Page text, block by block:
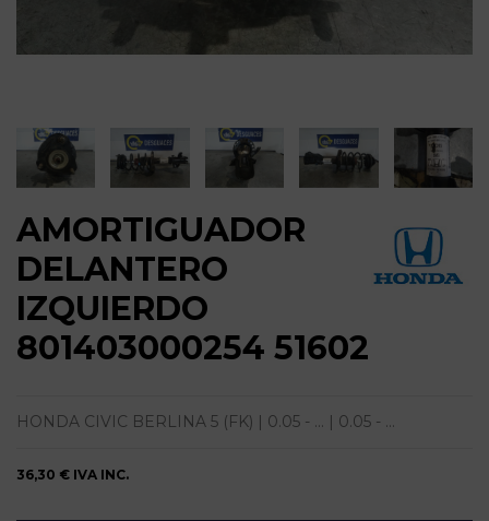
AMORTIGUADOR
DELANTERO
IZQUIERDO
801403000254 51602
HONDA CIVIC BERLINA 5 (FK) | 0.05 - ... | 0.05 - ...
36,30 € IVA INC.